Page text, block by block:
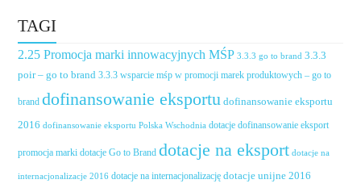
TAGI
2.25 Promocja marki innowacyjnych MŚP 3.3.3 go to brand 3.3.3
poir – go to brand 3.3.3 wsparcie mśp w promocji marek produktowych – go to
brand dofinansowanie eksportu dofinansowanie eksportu
2016 dofinansowanie eksportu Polska Wschodnia dotacje dofinansowanie eksport
promocja marki dotacje Go to Brand dotacje na eksport dotacje na
internacjonalizacje 2016 dotacje na internacjonalizację dotacje unijne 2016